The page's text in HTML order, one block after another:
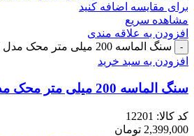
برای مقایسه اضافه کنید
مشاهده سریع
افزودن به علاقه مندی
سنگ الماسه 200 میلی متر محک مدل GC-80 عدد
افزودن به سبد خرید
سنگ الماسه 200 میلی متر محک مدل GC-80
کد کالا: 12201
2,399,000 تومان